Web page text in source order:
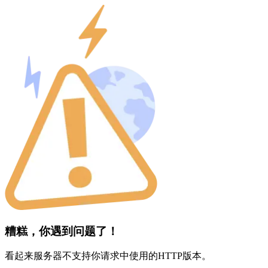
糟糕，你遇到问题了！
看起来服务器不支持你请求中使用的HTTP版本。